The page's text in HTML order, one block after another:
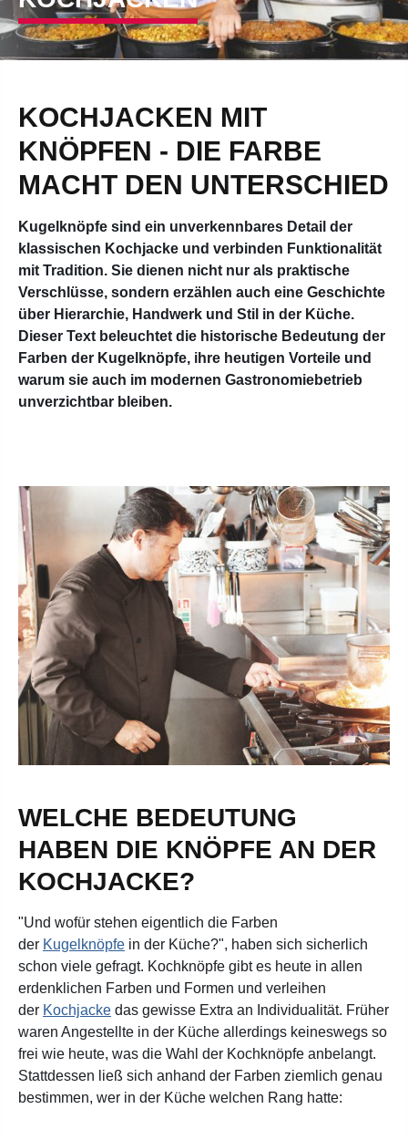
KOCHJACKEN MIT
KNÖPFEN - DIE FARBE
MACHT DEN UNTERSCHIED
Kugelknöpfe sind ein unverkennbares Detail der
klassischen Kochjacke und verbinden Funktionalität
mit Tradition. Sie dienen nicht nur als praktische
Verschlüsse, sondern erzählen auch eine Geschichte
über Hierarchie, Handwerk und Stil in der Küche.
Dieser Text beleuchtet die historische Bedeutung der
Farben der Kugelknöpfe, ihre heutigen Vorteile und
warum sie auch im modernen Gastronomiebetrieb
unverzichtbar bleiben.
WELCHE BEDEUTUNG
HABEN DIE KNÖPFE AN DER
KOCHJACKE?
"Und wofür stehen eigentlich die Farben
der Kugelknöpfe in der Küche?", haben sich sicherlich
schon viele gefragt. Kochknöpfe gibt es heute in allen
erdenklichen Farben und Formen und verleihen
der Kochjacke das gewisse Extra an Individualität. Früher
waren Angestellte in der Küche allerdings keineswegs so
frei wie heute, was die Wahl der Kochknöpfe anbelangt.
Stattdessen ließ sich anhand der Farben ziemlich genau
bestimmen, wer in der Küche welchen Rang hatte: